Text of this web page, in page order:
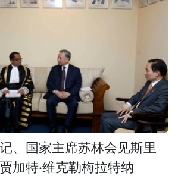
、国家主席苏林会见斯里
加特·维克勒梅拉特纳